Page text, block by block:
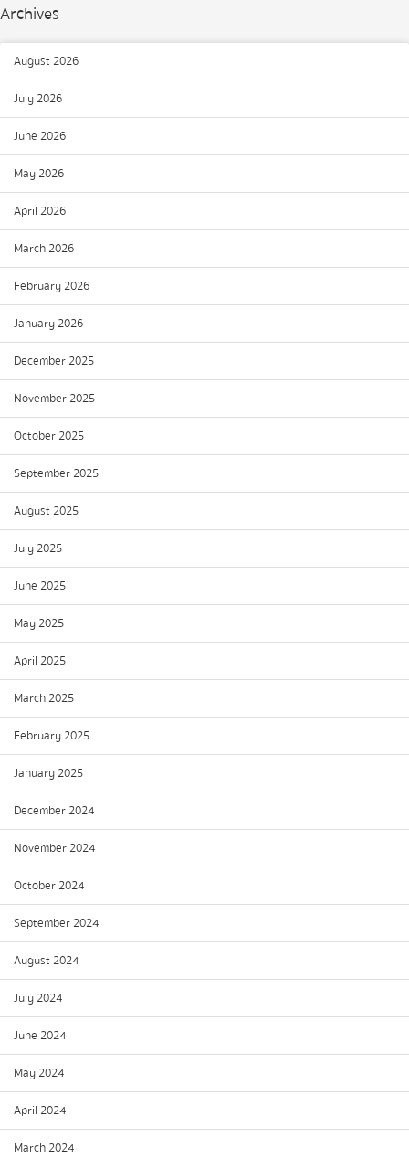
Archives
August 2026
July 2026
June 2026
May 2026
April 2026
March 2026
February 2026
January 2026
December 2025
November 2025
October 2025
September 2025
August 2025
July 2025
June 2025
May 2025
April 2025
March 2025
February 2025
January 2025
December 2024
November 2024
October 2024
September 2024
August 2024
July 2024
June 2024
May 2024
April 2024
March 2024